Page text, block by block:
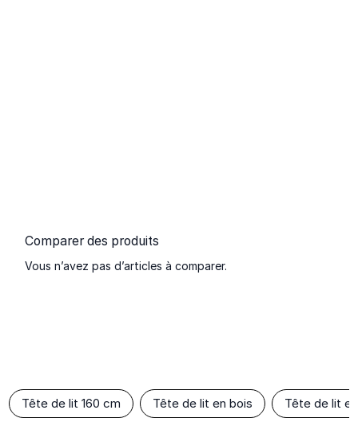
Tête de lit 160 cm Tête de lit en bois Tête de lit
Comparer des produits
Vous n’avez pas d’articles à comparer.